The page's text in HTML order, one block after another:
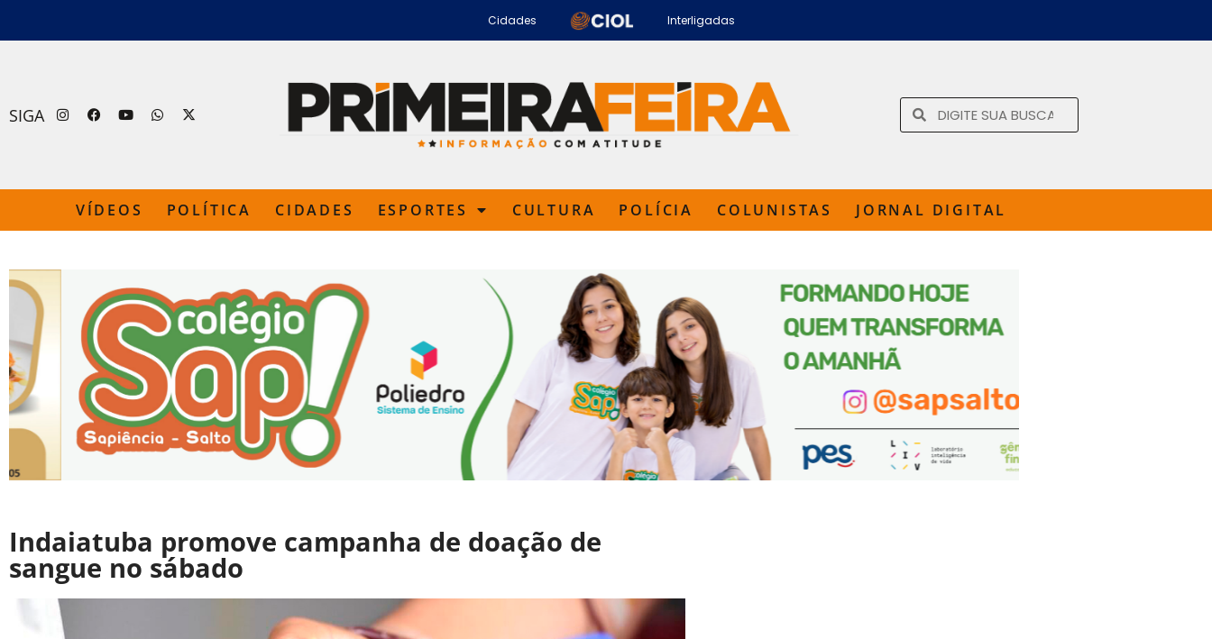
Cidades Interligadas
SIGA
VÍDEOS POLÍTICA CIDADES ESPORTES CULTURA POLÍCIA COLUNISTAS JORNAL DIGITAL
Indaiatuba promove campanha de doação de
sangue no sábado